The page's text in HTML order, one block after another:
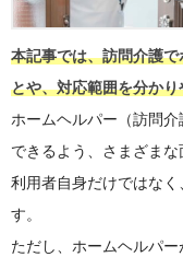
本記事では、訪問介護
とや、対応範囲を分か
ホームヘルパー（訪問
できるよう、さまざまな
利用者自身だけではな
す。
ただし、ホームヘルパ